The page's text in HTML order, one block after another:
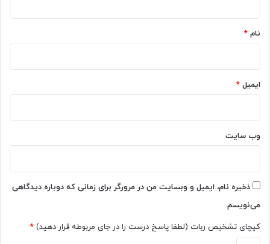
نام *
ایمیل *
وب‌ سایت
ذخیره نام، ایمیل و وبسایت من در مرورگر برای زمانی که دوباره دیدگاهی
می‌نویسم.
کپچای تشخیص ربات (لطفا پاسخ درست را در جای مربوطه قرار دهید) *